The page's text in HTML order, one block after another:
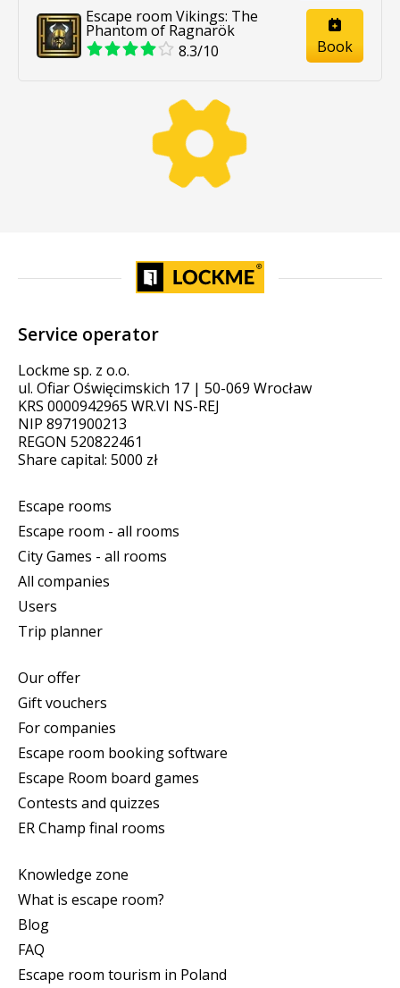
Escape room Vikings: The
Phantom of Ragnarök
8.3/10
Book
Service operator
Lockme sp. z o.o.
ul. Ofiar Oświęcimskich 17 | 50-069 Wrocław
KRS 0000942965 WR.VI NS-REJ
NIP 8971900213
REGON 520822461
Share capital: 5000 zł
Escape rooms
Escape room - all rooms
City Games - all rooms
All companies
Users
Trip planner
Our offer
Gift vouchers
For companies
Escape room booking software
Escape Room board games
Contests and quizzes
ER Champ final rooms
Knowledge zone
What is escape room?
Blog
FAQ
Escape room tourism in Poland